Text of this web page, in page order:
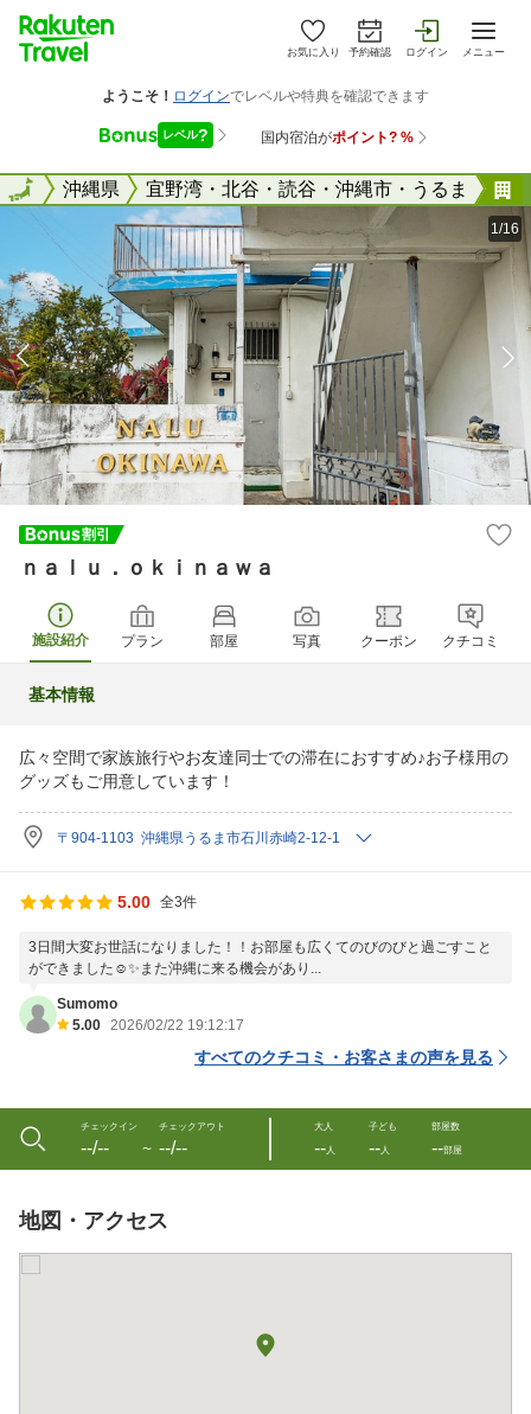
お気に入り 予約確認 ログイン メニュー
全国沖縄県 宜野湾・北谷・読谷・沖縄市・うるま
全国
1/16
ｎａｌｕ．ｏｋｉｎａｗａ
施設紹介 プラン 部屋 写真 クーポン クチコミ
基本情報
広々空間で家族旅行やお友達同士での滞在におすすめ♪お子様用の
グッズもご用意しています！
〒904-1103 沖縄県うるま市石川赤崎2-12-1
5.00 全3件
3日間大変お世話になりました！！お部屋も広くてのびのびと過ごすこと
ができました☺︎✨️また沖縄に来る機会があり...
Sumomo
5.00 2026/02/22 19:12:17
すべてのクチコミ・お客さまの声を見る
チェックイン
--/-- 〜
チェックアウト
--/--
大人
--人
子ども
--人
部屋数
--部屋
地図・アクセス